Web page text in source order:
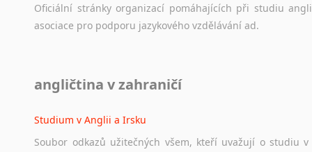
Oficiální stránky organizací pomáhajících při studiu
asociace pro podporu jazykového vzdělávání ad.
Ať už se jedná o česká diskusní
angličtina v zahraničí
Studium v Anglii a Irsku
Soubor odkazů užitečných všem, kteří uvažují o studiu v